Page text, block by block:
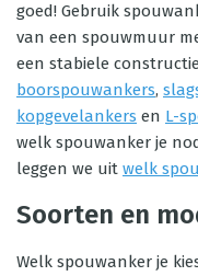
goed! Gebruik
van een spouwmuur
een stabiele
boorspouwankers,
kopgevelankers en L-
welk spouwanker je
leggen we uit welk
Soorten en
Welk spouwanker je